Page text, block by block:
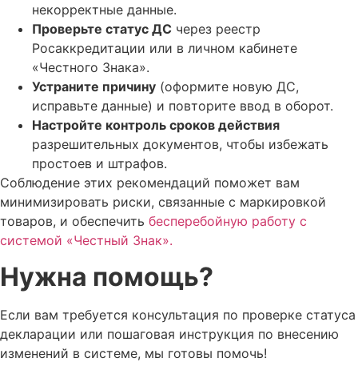
некорректные данные.
Проверьте статус ДС через реестр
Росаккредитации или в личном кабинете
«Честного Знака».
Устраните причину (оформите новую ДС,
исправьте данные) и повторите ввод в оборот.
Настройте контроль сроков действия
разрешительных документов, чтобы избежать
простоев и штрафов.
Соблюдение этих рекомендаций поможет вам
минимизировать риски, связанные с маркировкой
товаров, и обеспечить бесперебойную работу с
системой «Честный Знак».
Нужна помощь?
Если вам требуется консультация по проверке статуса
декларации или пошаговая инструкция по внесению
изменений в системе, мы готовы помочь!